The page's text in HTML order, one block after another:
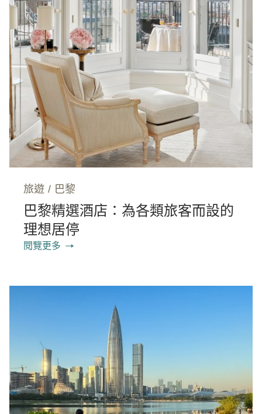
旅遊 / 巴黎
巴黎精選酒店：為各類旅客而設的
理想居停
閱覽更多